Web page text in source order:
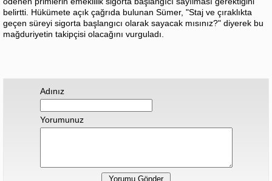
belirtti. Hükümete açık çağrıda bulunan Sümer, "Staj ve çıraklıkta
geçen süreyi sigorta başlangıcı olarak sayacak mısınız?" diyerek bu
mağduriyetin takipçisi olacağını vurguladı.
Adınız
Yorumunuz